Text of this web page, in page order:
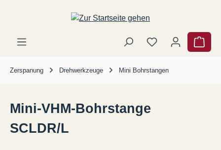
Zum Hauptinhalt springen
Zerspanung Drehwerkzeuge Mini Bohrstangen
Mini-VHM-Bohrstange
SCLDR/L